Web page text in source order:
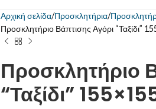
Αρχική σελίδα Προσκλητήρια
Προσκλητήριο Βάπτισης Αγόρι “Ταξίδι”
Προσκλητήριο
“Ταξίδι”